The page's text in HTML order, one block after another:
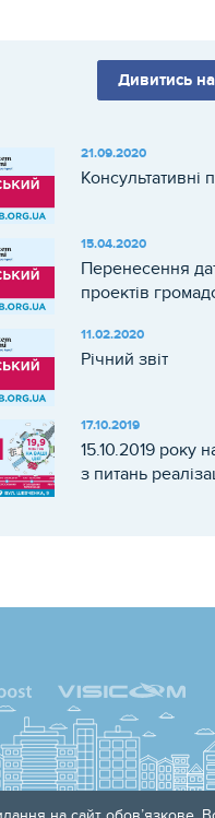
Дивитись на
21.09.2020
Консультативні
15.04.2020
Перенесення
проектів
11.02.2020
Річний звіт
17.10.2019
15.10.2019 року
з питань